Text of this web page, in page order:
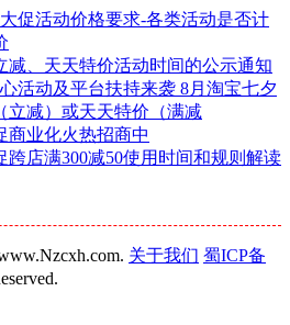
促活动价格要求-各类活动是否计
减、天天特价活动时间的公示通知
活动及平台扶持来袭 8月淘宝七夕
立减）或天天特价（满减
商业化火热招商中
跨店满300减50使用时间和规则解读
关于我们 蜀ICP备